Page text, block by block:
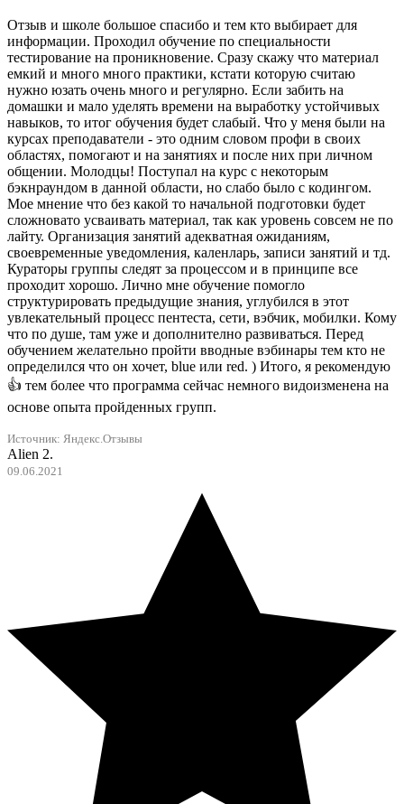
Отзыв и школе большое спасибо и тем кто выбирает для
информации. Проходил обучение по специальности
тестирование на проникновение. Сразу скажу что материал
емкий и много много практики, кстати которую считаю
нужно юзать очень много и регулярно. Если забить на
домашки и мало уделять времени на выработку устойчивых
навыков, то итог обучения будет слабый. Что у меня были на
курсах преподаватели - это одним словом профи в своих
областях, помогают и на занятиях и после них при личном
общении. Молодцы! Поступал на курс с некоторым
бэкнраундом в данной области, но слабо было с кодингом.
Мое мнение что без какой то начальной подготовки будет
сложновато усваивать материал, так как уровень совсем не по
лайту. Организация занятий адекватная ожиданиям,
своевременные уведомления, каленларь, записи занятий и тд.
Кураторы группы следят за процессом и в принципе все
проходит хорошо. Лично мне обучение помогло
структурировать предыдущие знания, углубился в этот
увлекательный процесс пентеста, сети, вэбчик, мобилки. Кому
что по душе, там уже и дополнително развиваться. Перед
обучением желательно пройти вводные вэбинары тем кто не
определился что он хочет, blue или red. ) Итого, я рекомендую
👍 тем более что программа сейчас немного видоизменена на
основе опыта пройденных групп.
Источник: Яндекс.Отзывы
Alien 2.
09.06.2021